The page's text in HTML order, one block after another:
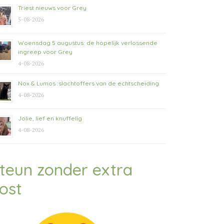
Triest nieuws voor Grey
5-08-2026
Woensdag 5 augustus: de hopelijk verlossende
ingreep voor Grey
4-08-2026
Nox & Lumos :slachtoffers van de echtscheiding
4-08-2026
Jolie, lief en knuffelig
4-08-2026
zonder extra